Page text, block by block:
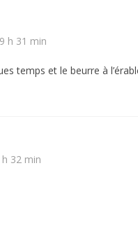
h 31 min
temps et le beurre à
32 min